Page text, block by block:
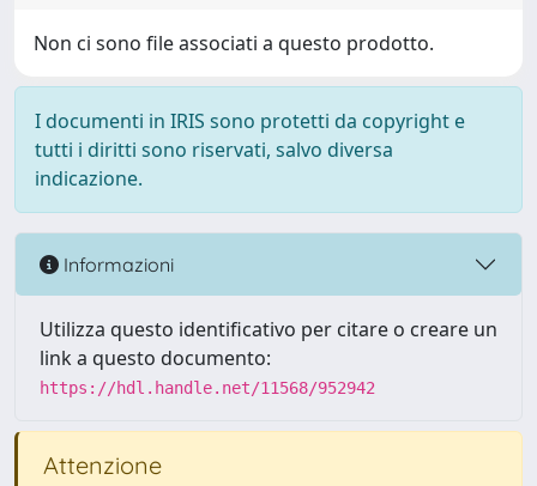
Non ci sono file associati a questo prodotto.
I documenti in IRIS sono protetti da copyright e
tutti i diritti sono riservati, salvo diversa
indicazione.
Informazioni
Utilizza questo identificativo per citare o creare un
link a questo documento:
https://hdl.handle.net/11568/952942
Attenzione